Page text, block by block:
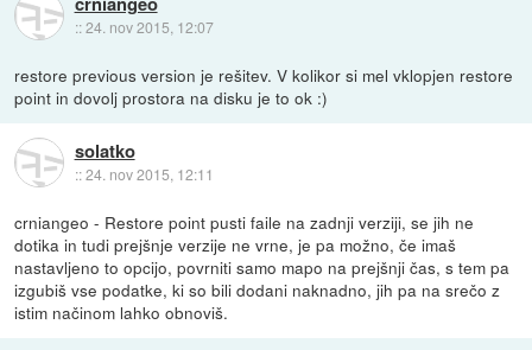
::24. nov 2015, 12:07
restore previous version je rešitev. V kolikor si mel vklopjen restore
point in dovolj prostora na disku je to ok :)
solatko
::24. nov 2015, 12:11
crniangeo - Restore point pusti faile na zadnji verziji, se jih ne
dotika in tudi prejšnje verzije ne vrne, je pa možno, če imaš
nastavljeno to opcijo, povrniti samo mapo na prejšnji čas, s tem pa
izgubiš vse podatke, ki so bili dodani naknadno, jih pa na srečo z
istim načinom lahko obnoviš.